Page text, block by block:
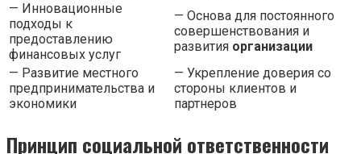
— Инновационные
подходы к
предоставлению
финансовых услуг
— Основа для постоянного
совершенствования и
развития организации
— Развитие местного
предпринимательства и
экономики
— Укрепление доверия со
стороны клиентов и
партнеров
Принцип социальной ответственности